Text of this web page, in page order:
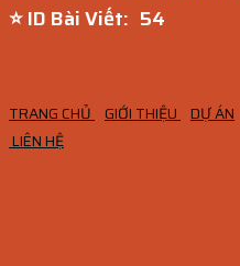
⭐ ID Bài Viết: 53
TRANG CHỦ GIỚI THIỆU DỰ ÁN
LIÊN HỆ